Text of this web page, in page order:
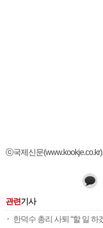
ⓒ국제신문
관련기사
한덕수 총리 사퇴 “할 일 하